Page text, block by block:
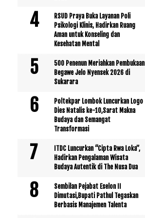
RSUD Praya Buka Layanan Poli
Psikologi Klinis, Hadirkan Ruang
Aman untuk Konseling dan
Kesehatan Mental
500 Penenun Meriahkan Pembukaan
Begawe Jelo Nyensek 2026 di
Sukarara
Poltekpar Lombok Luncurkan Logo
Dies Natalis ke-10,Sarat Makna
Budaya dan Semangat
Transformasi
ITDC Luncurkan “Cipta Rwa Loka”,
Hadirkan Pengalaman Wisata
Budaya Autentik di The Nusa Dua
Sembilan Pejabat Eselon II
Dimutasi,Bupati Pathul Tegaskan
Berbasis Manajemen Talenta